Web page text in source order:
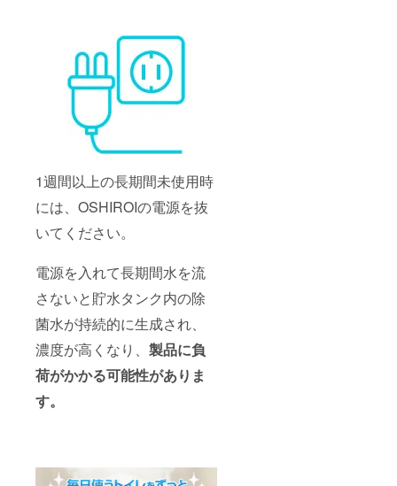
1週間以上の長期間未使用時
には、OSHIROIの電源を抜
いてください。
電源を入れて長期間水を流
さないと貯水タンク内の除
菌水が持続的に生成され、
濃度が高くなり、 製品に負
荷がかかる可能性がありま
す。